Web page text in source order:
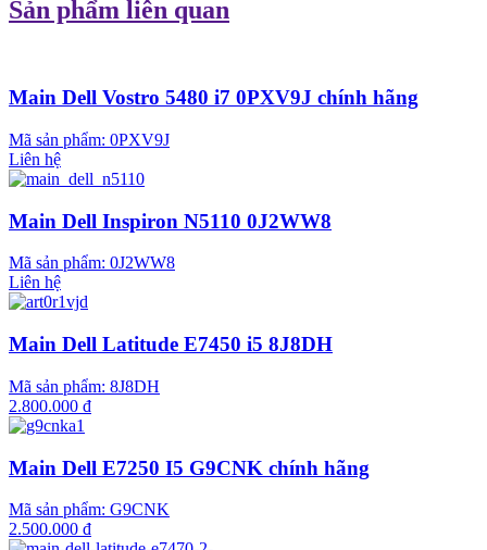
Sản phẩm liên quan
Main Dell Vostro 5480 i7 0PXV9J chính hãng
Mã sản phẩm: 0PXV9J
Liên hệ
Main Dell Inspiron N5110 0J2WW8
Mã sản phẩm: 0J2WW8
Liên hệ
Main Dell Latitude E7450 i5 8J8DH
Mã sản phẩm: 8J8DH
2.800.000 đ
Main Dell E7250 I5 G9CNK chính hãng
Mã sản phẩm: G9CNK
2.500.000 đ